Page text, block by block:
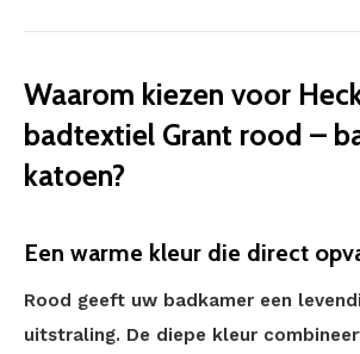
Waarom kiezen voor
badtextiel Grant rood –
katoen?
Een warme kleur die direct
Rood geeft uw badkamer een
uitstraling. De diepe kleur